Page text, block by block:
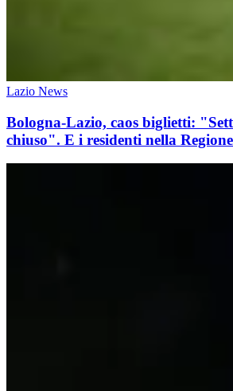
Lazio News
Bologna-Lazio, caos biglietti:
chiuso". E i residenti nella